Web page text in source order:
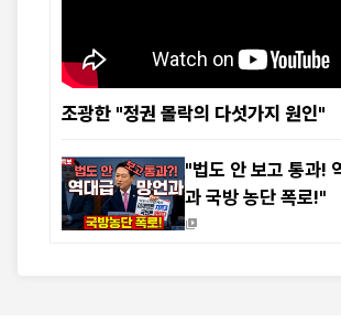
조광한 "정권 몰락의 다섯가지 원인"
"법도 안 보고 통과!
과 국방 농단 폭로!"